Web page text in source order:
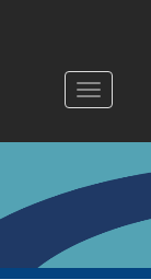
Toggle